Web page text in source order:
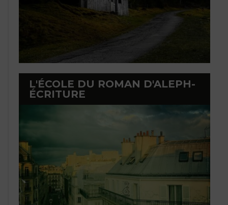
L'ÉCOLE DU ROMAN D'ALEPH-
ÉCRITURE